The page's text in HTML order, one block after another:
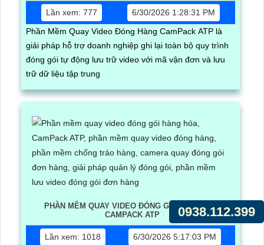
Lần xem: 777
6/30/2026 1:28:31 PM
Phần Mềm Quay Video Đóng Hàng CamPack ATP là
giải pháp hỗ trợ doanh nghiệp ghi lại toàn bộ quy trình
đóng gói tự động lưu trữ video với mã vận đơn và lưu
trữ dữ liệu tập trung
PHẦN MỀM QUAY VIDEO ĐÓNG GÓI HÀNG HÓA
CAMPACK ATP
Lần xem: 1018
6/30/2026 5:17:03 PM
0938.112.399